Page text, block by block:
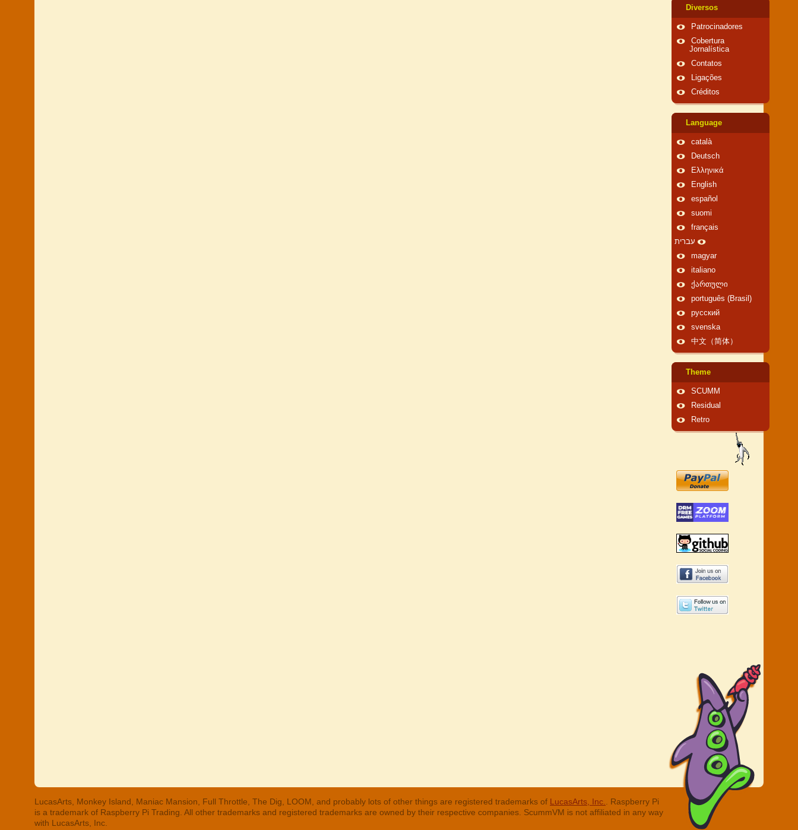
Diversos
Patrocinadores
Cobertura
Jornalística
Contatos
Ligações
Créditos
Language
català
Deutsch
Ελληνικά
English
español
suomi
français
עברית
magyar
italiano
ქართული
português (Brasil)
русский
svenska
中文（简体）
Theme
SCUMM
Residual
Retro
LucasArts, Monkey Island, Maniac Mansion, Full Throttle, The Dig, LOOM, and probably lots of other things are registered trademarks of LucasArts, Inc.
. Raspberry Pi
is a trademark of Raspberry Pi Trading. All other trademarks and registered trademarks are owned by their respective companies. ScummVM is not affiliated in any way
with LucasArts, Inc.